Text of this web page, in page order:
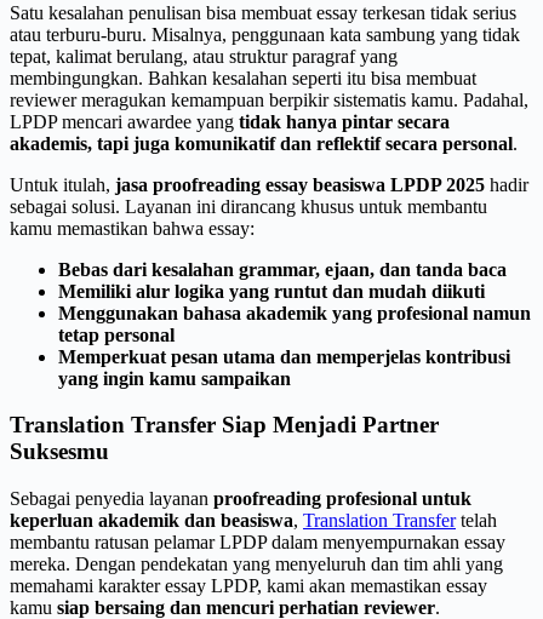
Satu kesalahan penulisan bisa membuat essay terkesan tidak serius
atau terburu-buru. Misalnya, penggunaan kata sambung yang tidak
tepat, kalimat berulang, atau struktur paragraf yang
membingungkan. Bahkan kesalahan seperti itu bisa membuat
reviewer meragukan kemampuan berpikir sistematis kamu. Padahal,
LPDP mencari awardee yang tidak hanya pintar secara
akademis, tapi juga komunikatif dan reflektif secara personal.
Untuk itulah, jasa proofreading essay beasiswa LPDP 2025 hadir
sebagai solusi. Layanan ini dirancang khusus untuk membantu
kamu memastikan bahwa essay:
Bebas dari kesalahan grammar, ejaan, dan tanda baca
Memiliki alur logika yang runtut dan mudah diikuti
Menggunakan bahasa akademik yang profesional namun
tetap personal
Memperkuat pesan utama dan memperjelas kontribusi
yang ingin kamu sampaikan
Translation Transfer Siap Menjadi Partner
Suksesmu
Sebagai penyedia layanan proofreading profesional untuk
keperluan akademik dan beasiswa, Translation Transfertelah
membantu ratusan pelamar LPDP dalam menyempurnakan essay
mereka. Dengan pendekatan yang menyeluruh dan tim ahli yang
memahami karakter essay LPDP, kami akan memastikan essay
kamu siap bersaing dan mencuri perhatian reviewer.